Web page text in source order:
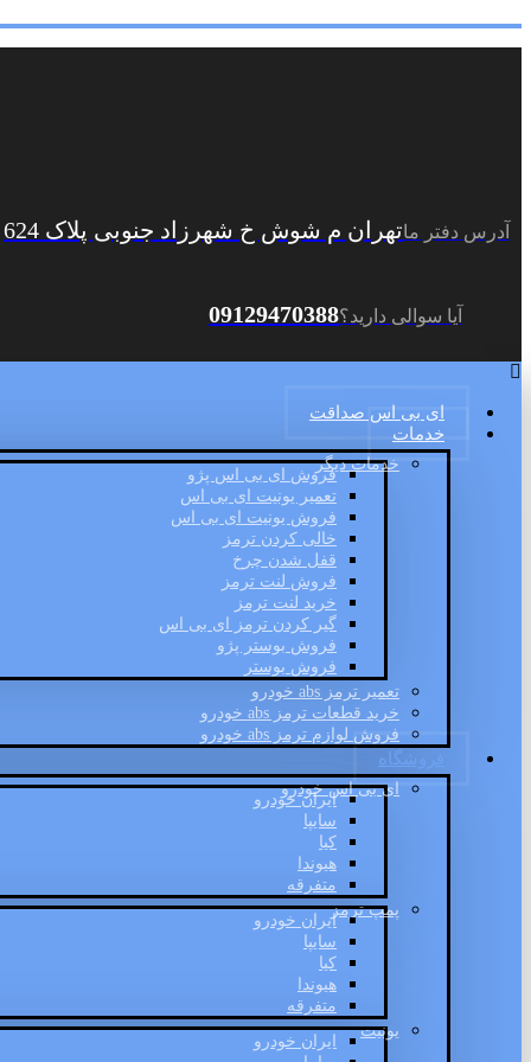
آدرس دفتر ماتهران م شوش خ شهرزاد جنوبی پلاک 624
آیا سوالی دارید؟09129470388
ای بی اس صداقت
خدمات
خدمات دیگر
فروش ای بی اس پژو
تعمیر یونیت ای بی اس
فروش یونیت ای بی اس
خالی کردن ترمز
قفل شدن چرخ
فروش لنت ترمز
خرید لنت ترمز
گیر کردن ترمز ای بی اس
فروش بوستر پژو
فروش بوستر
تعمیر ترمز abs خودرو
خرید قطعات ترمز abs خودرو
فروش لوازم ترمز abs خودرو
فروشگاه
ای بی اس خودرو
ایران خودرو
سایپا
کیا
هیوندا
متفرقه
پمپ ترمز
ایران خودرو
سایپا
کیا
هیوندا
متفرقه
یونیت
ایران خودرو